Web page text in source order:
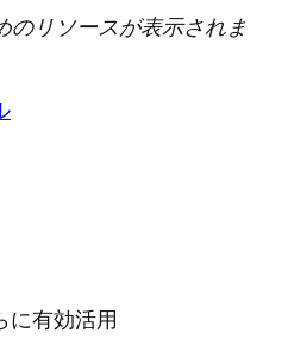
のリソースが表示されま
に有効活用